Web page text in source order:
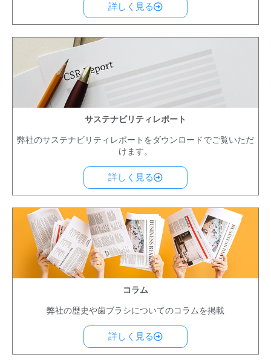
詳しく見る
サステナビリティレポート
弊社のサステナビリティレポートをダウンロードでご覧いただ
けます。
詳しく見る
コラム
弊社の歴史や歯ブラシについてのコラムを掲載
詳しく見る